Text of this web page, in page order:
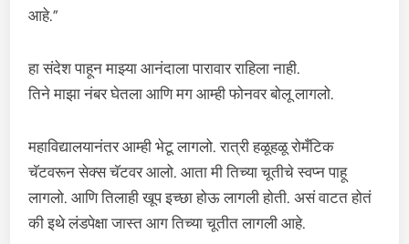
आहे.”
हा संदेश पाहून माझ्या आनंदाला पारावार राहिला नाही.
तिने माझा नंबर घेतला आणि मग आम्ही फोनवर बोलू लागलो.
महाविद्यालयानंतर आम्ही भेटू लागलो. रात्री हळूहळू रोमँटिक
चॅटवरून सेक्स चॅटवर आलो. आता मी तिच्या चूतीचे स्वप्न पाहू
लागलो. आणि तिलाही खूप इच्छा होऊ लागली होती. असं वाटत होतं
की इथे लंडपेक्षा जास्त आग तिच्या चूतीत लागली आहे.